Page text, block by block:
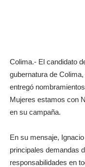
Colima.- El candidato
gubernatura de
entregó
Mujeres estamos con
en su campaña.
En su mensaje,
principales demandas
responsabilidades en